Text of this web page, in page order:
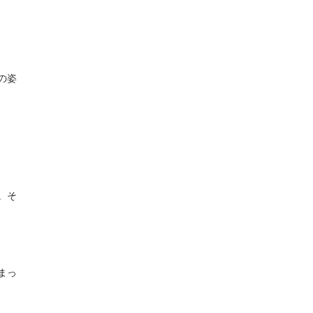
姿
そ
っ